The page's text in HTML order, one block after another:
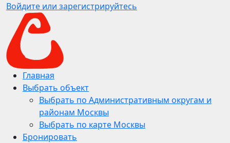
Войдите или зарегистрируйтесь
Главная
Выбрать объект
Выбрать по Административным округам и
районам Москвы
Выбрать по карте Москвы
Бронировать